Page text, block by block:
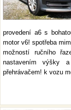
provedení a6 s
motor v6! spotřeba
možností ručního
nastavením výšky
přehrávačem! k vozu